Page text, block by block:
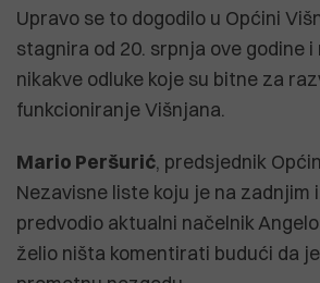
Upravo se to dogodilo u Općini
stagnira od 20. srpnja ove godine i
nikakve odluke koje su bitne za
funkcioniranje Višnjana.
Mario Peršurić, predsjednik
Nezavisne liste koju je na zadnjim
predvodio aktualni načelnik
želio ništa komentirati budući da